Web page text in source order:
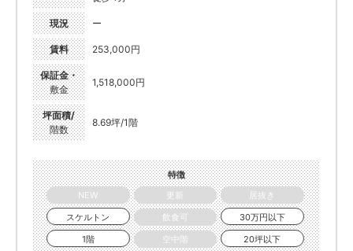
現況 ー
賃料 253,000円
保証金・
敷金
1,518,000円
坪面積/
階数
8.69坪/1階
特徴
NEW
更新
居抜き
スケルトン
飲食可
30万円以下
1階
空中階
20坪以下